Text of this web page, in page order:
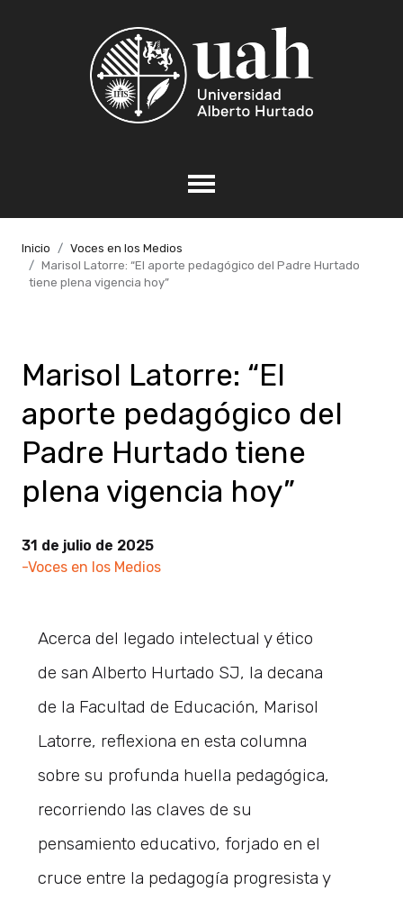
Inicio
Voces en los Medios
Marisol Latorre: “El aporte pedagógico del Padre Hurtado
tiene plena vigencia hoy”
Marisol Latorre: “El
aporte pedagógico del
Padre Hurtado tiene
plena vigencia hoy”
31 de julio de 2025
-Voces en los Medios
Acerca del legado intelectual y ético
de san Alberto Hurtado SJ, la decana
de la Facultad de Educación, Marisol
Latorre, reflexiona en esta columna
sobre su profunda huella pedagógica,
recorriendo las claves de su
pensamiento educativo, forjado en el
cruce entre la pedagogía progresista y